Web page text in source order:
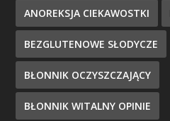
ANOREKSJA CIEKAWOSTKI
BEZGLUTENOWE SŁODYCZE
BŁONNIK OCZYSZCZAJĄCY
BŁONNIK WITALNY OPINIE